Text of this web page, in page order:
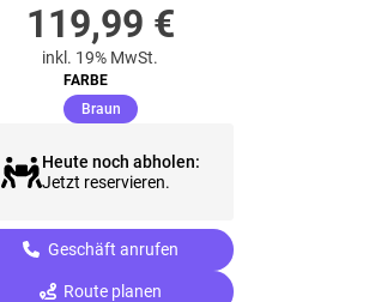
119,99 €
inkl. 19% MwSt.
FARBE
Braun(ausgewählt)
Heute noch abholen:
Jetzt reservieren.
Geschäft anrufen
Route planen